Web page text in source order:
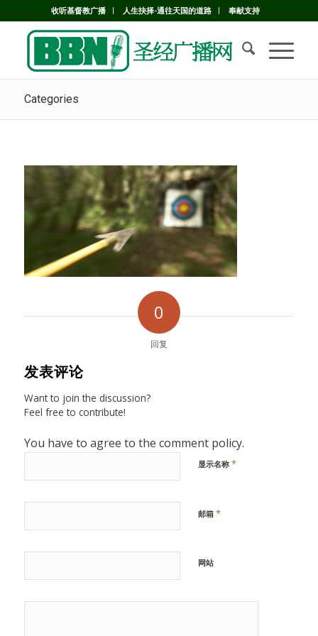
收听基督教广播 人生抉择-通往天国的道路 奉献支持
Categories
0
回复
发表评论
Want to join the discussion?
Feel free to contribute!
You have to agree to the comment policy.
显示名称 *
邮箱 *
网站